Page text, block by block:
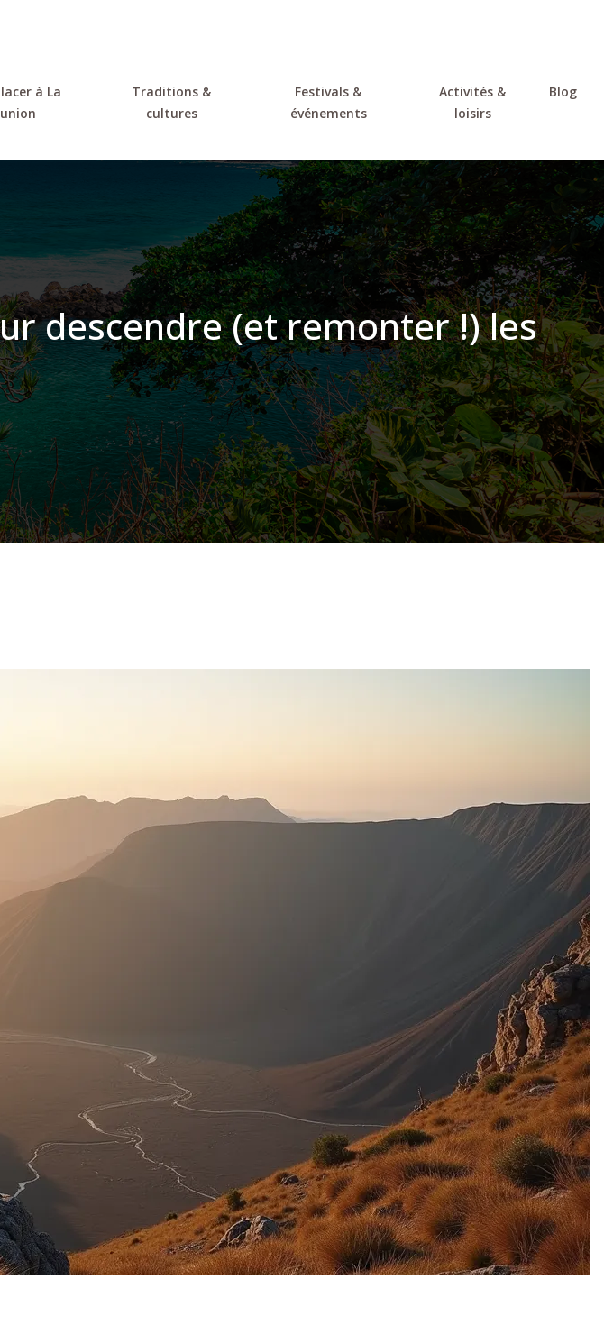
à La
Traditions &
cultures
Festivals &
événements
Activités &
loisirs
Blog
descendre (et remonter !) les